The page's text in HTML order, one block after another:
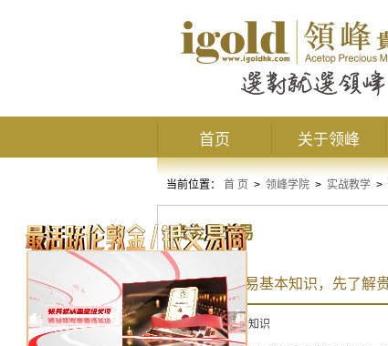
首页 关于领峰
当前位置： 首 页 > 领峰学院 > 实战教学 >
贵金属交易
学贵金属交易基本知识，先了解
贵金属交易基本知识